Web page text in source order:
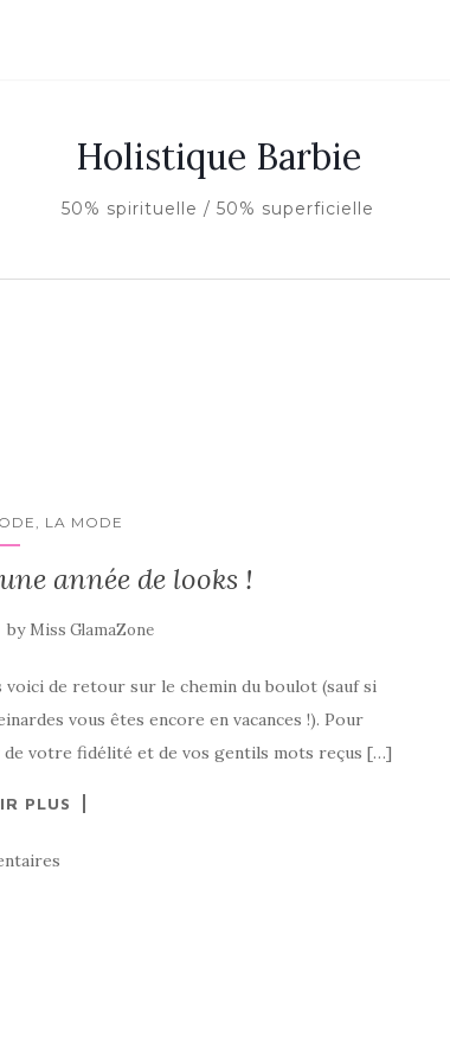
Holistique Barbie
50% spirituelle / 50% superficielle
LA MODE
année de looks !
by Miss GlamaZone
voici de retour sur le chemin du boulot (sauf si
vous êtes encore en vacances !). Pour
votre fidélité et de vos gentils mots reçus […]
PLUS